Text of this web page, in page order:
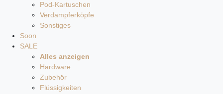
Pod-Kartuschen
Verdampferköpfe
Sonstiges
Soon
SALE
Alles anzeigen
Hardware
Zubehör
Flüssigkeiten